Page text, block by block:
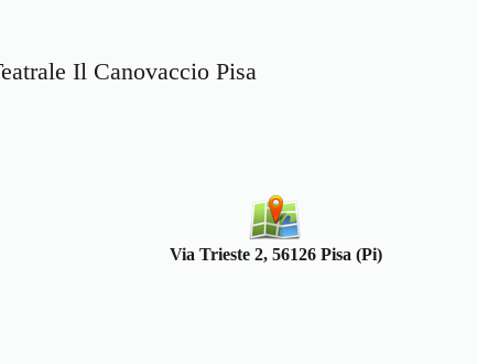
Il Canovaccio Pisa
Via Trieste 2, 56126 Pisa (Pi)